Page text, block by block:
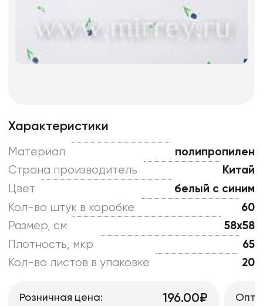
Характеристики
Материал
полипропилен
Страна производитель
Китай
Цвет
белый с синим
Кол-во штук в коробке
60
Размер, см
58x58
Плотность, мкр
65
Кол-во листов в упаковке
20
Розничная цена: 196.00₽